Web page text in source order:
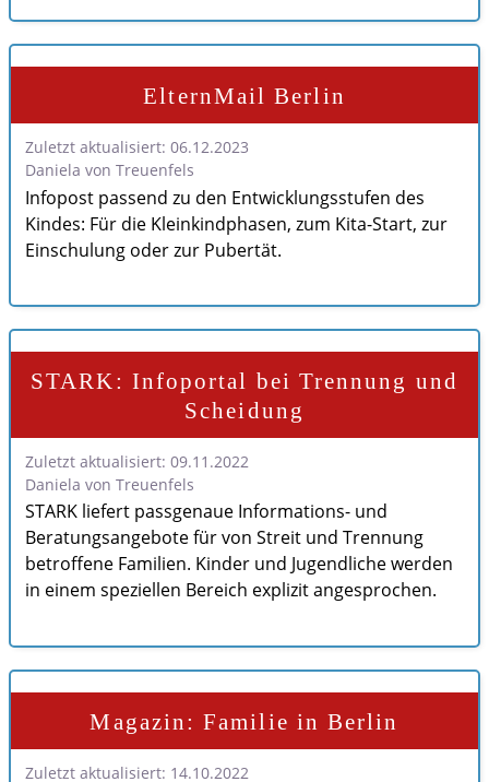
ElternMail Berlin
Zuletzt aktualisiert: 06.12.2023
Daniela von Treuenfels
Infopost passend zu den Entwicklungsstufen des
Kindes: Für die Kleinkindphasen, zum Kita-Start, zur
Einschulung oder zur Pubertät.
STARK: Infoportal bei Trennung und
Scheidung
Zuletzt aktualisiert: 09.11.2022
Daniela von Treuenfels
STARK liefert passgenaue Informations- und
Beratungsangebote für von Streit und Trennung
betroffene Familien. Kinder und Jugendliche werden
in einem speziellen Bereich explizit angesprochen.
Magazin: Familie in Berlin
Zuletzt aktualisiert: 14.10.2022